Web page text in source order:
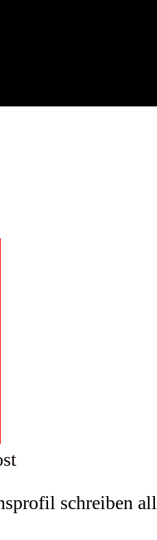
schreiben